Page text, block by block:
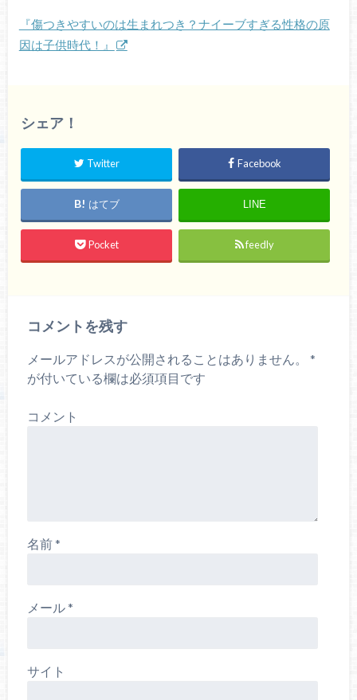
『傷つきやすいのは生まれつき？ナイーブすぎる性格の原
因は子供時代！』
シェア！
Twitter Facebook
はてブ LINE
Pocket feedly
コメントを残す
メールアドレスが公開されることはありません。
*
が付いている欄は必須項目です
コメント
名前*
メール*
サイト